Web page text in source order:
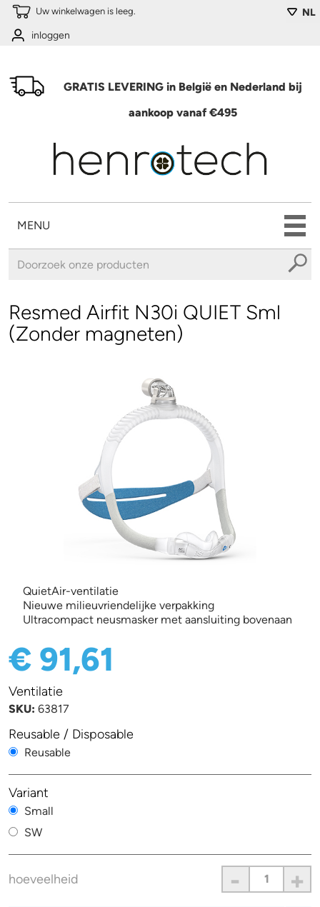
Overslaan en naar de algemene inhoud gaan NL
Uw winkelwagen is leeg.
inloggen
GRATIS LEVERING in België en Nederland bij
aankoop vanaf €495
MENU
Resmed Airfit N30i QUIET Sml
(Zonder magneten)
QuietAir-ventilatie
Nieuwe milieuvriendelijke verpakking
Ultracompact neusmasker met aansluiting bovenaan
€ 91,61
Ventilatie
SKU: 63817
Reusable / Disposable
Reusable
Variant
Small
SW
hoeveelheid - +